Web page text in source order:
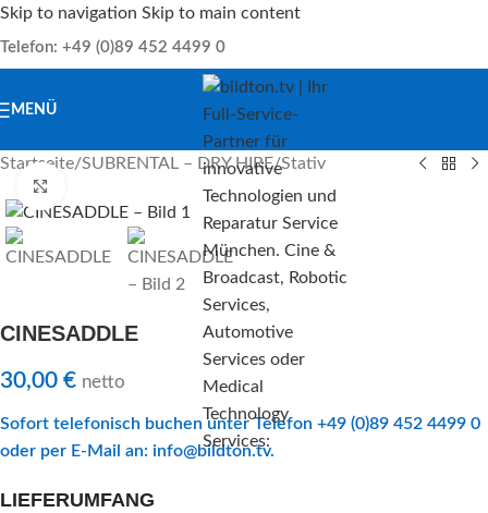
Skip to navigation Skip to main content
Telefon: +49 (0)89 452 4499 0
MENÜ
Startseite/SUBRENTAL – DRY HIRE/Stativ
CINESADDLE
30,00 € netto
Sofort telefonisch buchen unter Telefon +49 (0)89 452 4499 0
oder per E-Mail an: info@bildton.tv.
LIEFERUMFANG